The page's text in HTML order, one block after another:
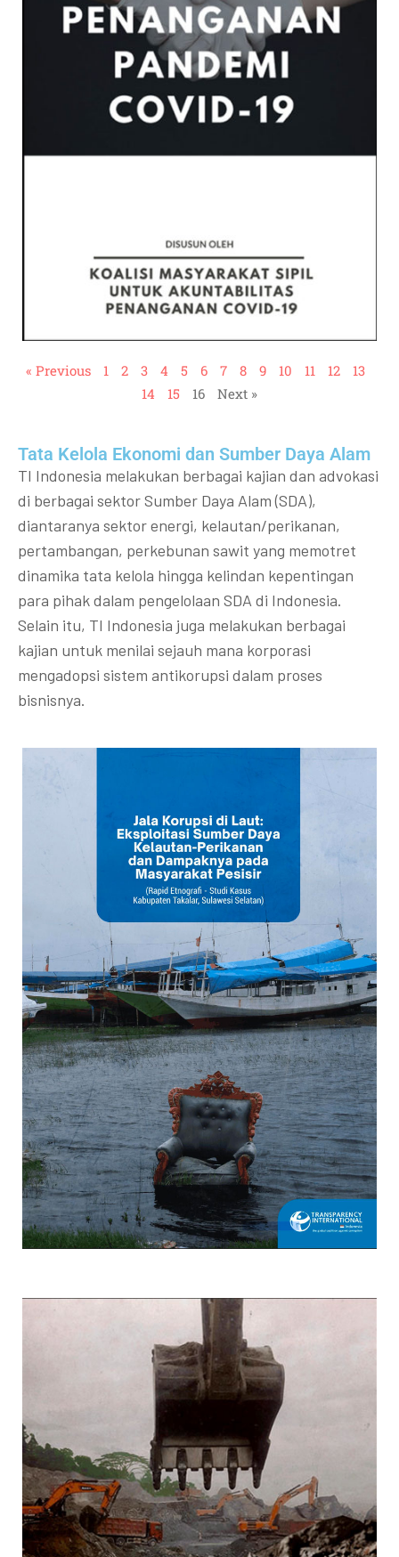
« Previous 1 2 3 4 5 6 7 8 9 10 11 12
13
14
15 16 Next »
Tata Kelola Ekonomi dan Sumber Daya Alam
TI Indonesia melakukan berbagai kajian dan advokasi
di berbagai sektor Sumber Daya Alam (SDA),
diantaranya sektor energi, kelautan/perikanan,
pertambangan, perkebunan sawit yang memotret
dinamika tata kelola hingga kelindan kepentingan
para pihak dalam pengelolaan SDA di Indonesia.
Selain itu, TI Indonesia juga melakukan berbagai
kajian untuk menilai sejauh mana korporasi
mengadopsi sistem antikorupsi dalam proses
bisnisnya.